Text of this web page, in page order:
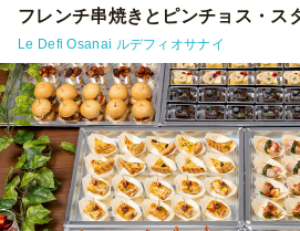
フレンチ串焼きとピンチョス・ス
Le Defi Osanai ルデフィオサナイ